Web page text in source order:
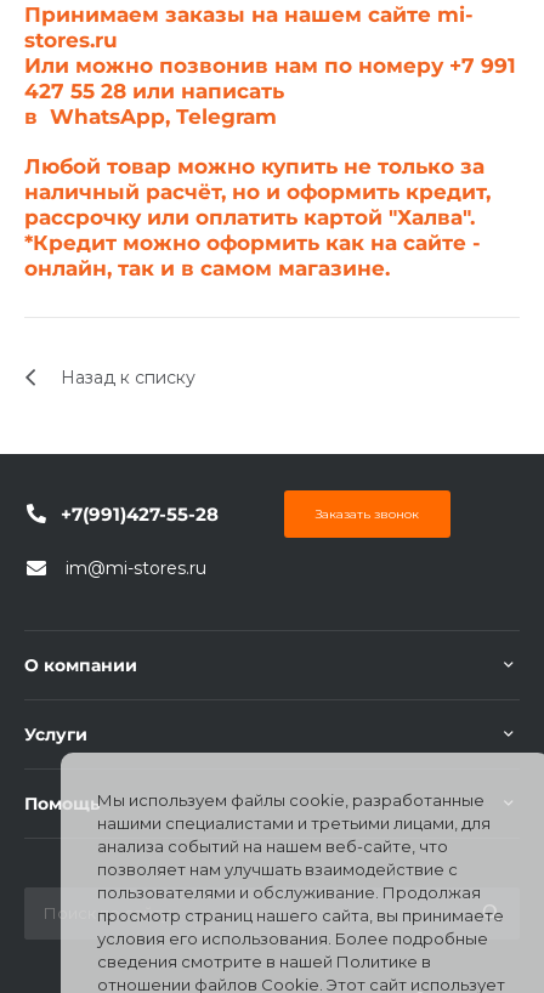
Принимаем заказы на нашем сайте mi-
stores.ru
Или можно позвонив нам по номеру +7 991
427 55 28 или написать
в WhatsApp, Telegram
Любой товар можно купить не только за
наличный расчёт, но и оформить кредит,
рассрочку или оплатить картой "Халва".
*Кредит можно оформить как на сайте -
онлайн, так и в самом магазине.
Назад к списку
+7(991)427-55-28 Заказать звонок
im@mi-stores.ru
О компании
Услуги
ПомощьМы используем файлы cookie, разработанные
нашими специалистами и третьими лицами, для
анализа событий на нашем веб-сайте, что
позволяет нам улучшать взаимодействие с
пользователями и обслуживание. Продолжая
просмотр страниц нашего сайта, вы принимаете
условия его использования. Более подробные
сведения смотрите в нашей Политике в
отношении файлов Cookie. Этот сайт использует